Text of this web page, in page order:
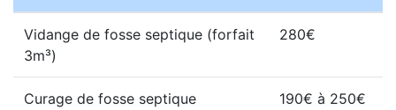
Vidange de fosse septique (forfait
3m³)
280€
Curage de fosse septique 190€ à 250€